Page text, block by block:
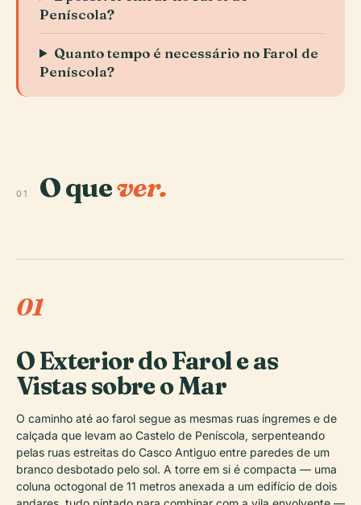
Peníscola?
Quanto tempo é necessário no Farol de
Peníscola?
01 O quever.
01
O Exterior do Farol e as
Vistas sobre o Mar
O caminho até ao farol segue as mesmas ruas íngremes e de
calçada que levam ao Castelo de Peníscola, serpenteando
pelas ruas estreitas do Casco Antiguo entre paredes de um
branco desbotado pelo sol. A torre em si é compacta — uma
coluna octogonal de 11 metros anexada a um edifício de dois